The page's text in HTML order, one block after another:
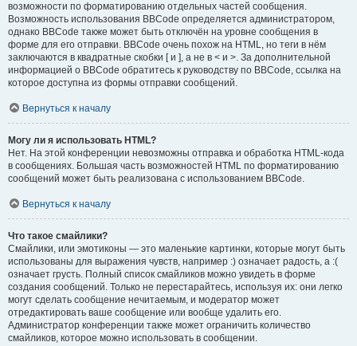
возможности по форматированию отдельных частей сообщения.
Возможность использования BBCode определяется администратором,
однако BBCode также может быть отключён на уровне сообщения в
форме для его отправки. BBCode очень похож на HTML, но теги в нём
заключаются в квадратные скобки [ и ], а не в < и >. За дополнительной
информацией о BBCode обратитесь к руководству по BBCode, ссылка на
которое доступна из формы отправки сообщений.
Вернуться к началу
Могу ли я использовать HTML?
Нет. На этой конференции невозможны отправка и обработка HTML-кода
в сообщениях. Большая часть возможностей HTML по форматированию
сообщений может быть реализована с использованием BBCode.
Вернуться к началу
Что такое смайлики?
Смайлики, или эмотиконы — это маленькие картинки, которые могут быть
использованы для выражения чувств, например :) означает радость, а :(
означает грусть. Полный список смайликов можно увидеть в форме
создания сообщений. Только не перестарайтесь, используя их: они легко
могут сделать сообщение нечитаемым, и модератор может
отредактировать ваше сообщение или вообще удалить его.
Администратор конференции также может ограничить количество
смайликов, которое можно использовать в сообщении.